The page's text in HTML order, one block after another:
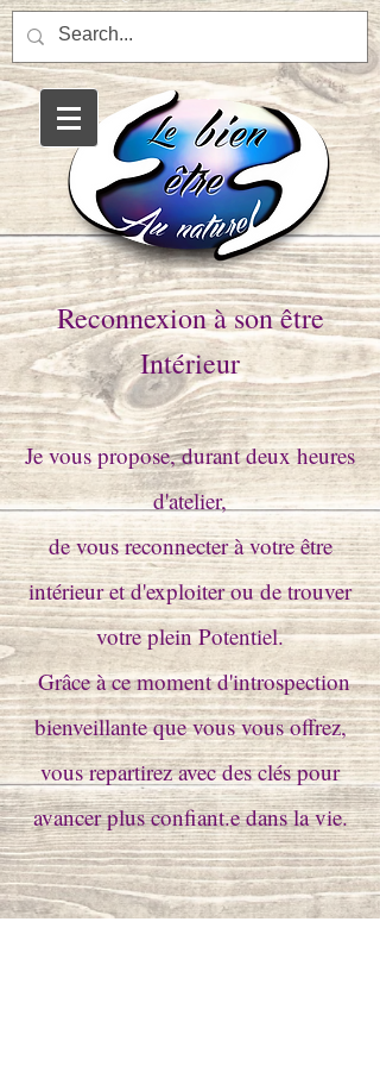
Saint-Affrique énergéticien
magnétisme massage soin
énergétique balade
enrgétique etre de la nature
Reconnexion à son être
Intérieur
Je vous propose, durant deux heures
d'atelier,
de vous reconnecter à votre être
intérieur et d'exploiter ou de trouver
votre plein Potentiel.
Grâce à ce moment d'introspection
bienveillante que vous vous offrez,
vous repartirez avec des clés pour
avancer plus confiant.e dans la vie.